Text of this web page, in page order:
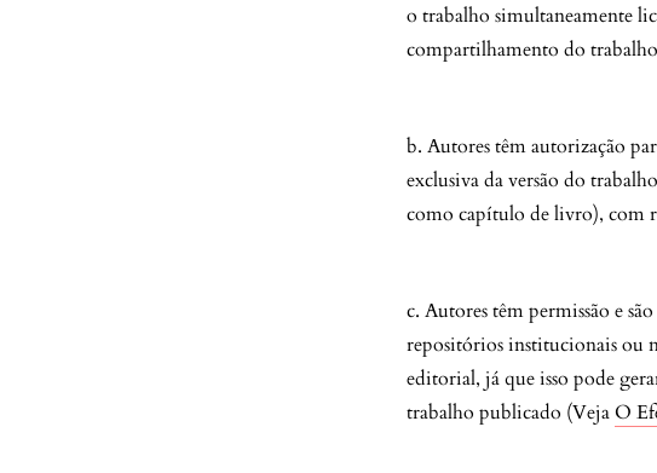
o trabalho simultaneamente
compartilhamento do
b. Autores têm autorização
exclusiva da versão do
como capítulo de livro), com
c. Autores têm permissão e
repositórios institucionais ou
editorial, já que isso pode
trabalho publicado (VejaO